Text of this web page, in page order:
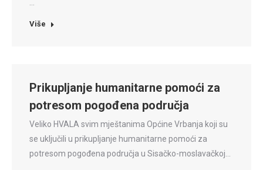
Više
Prikupljanje humanitarne pomoći za
potresom pogođena područja
Veliko HVALA svim mještanima Općine Vrbanja koji su
se uključili u prikupljanje humanitarne pomoći za
potresom pogođena područja u Sisačko-moslavačkoj…